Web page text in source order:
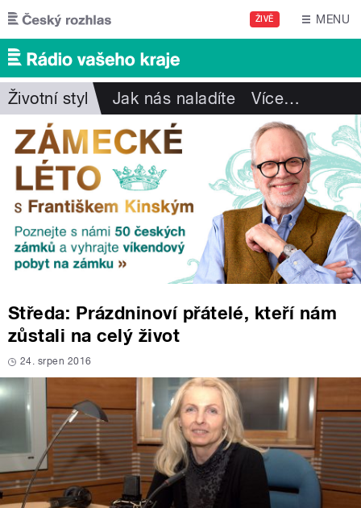
Přejít k hlavnímu obsahu
ŽIVĚ MENU
Životní styl Jak nás naladíte Více…
Středa: Prázdninoví přátelé, kteří nám
zůstali na celý život
24. srpen 2016